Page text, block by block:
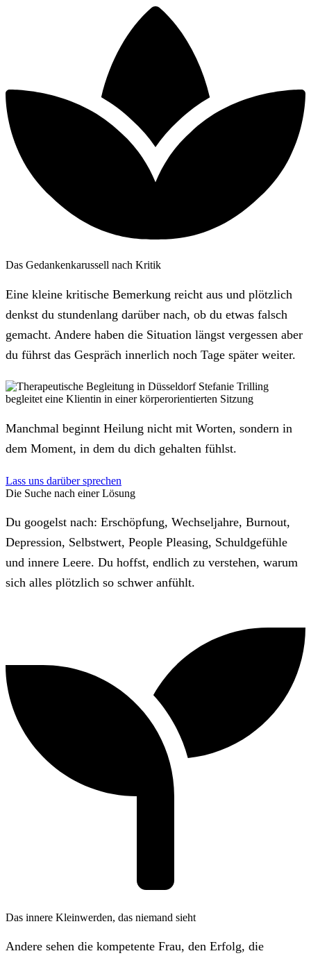
Das Gedankenkarussell nach Kritik
Eine kleine kritische Bemerkung reicht aus und plötzlich
denkst du stundenlang darüber nach, ob du etwas falsch
gemacht. Andere haben die Situation längst vergessen aber
du führst das Gespräch innerlich noch Tage später weiter.
Manchmal beginnt Heilung nicht mit Worten, sondern in
dem Moment, in dem du dich gehalten fühlst.
Lass uns darüber sprechen
Die Suche nach einer Lösung
Du googelst nach: Erschöpfung, Wechseljahre, Burnout,
Depression, Selbstwert, People Pleasing, Schuldgefühle
und innere Leere. Du hoffst, endlich zu verstehen, warum
sich alles plötzlich so schwer anfühlt.
Das innere Kleinwerden, das niemand sieht
Andere sehen die kompetente Frau, den Erfolg, die